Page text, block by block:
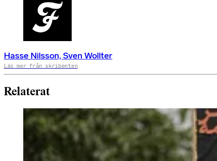
Hasse Nilsson, Sven Wollter
Läs mer från skribenten
Relaterat